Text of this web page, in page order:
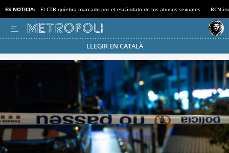
ES NOTICIA: El CTB quiebra marcado por el escándalo de los abusos sexuales BCN
LLEGIR EN CATALÀ
Pásate al MODO AHORRO